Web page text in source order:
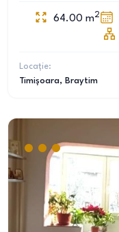
64.00 m2
Locație:
Timișoara, Braytim